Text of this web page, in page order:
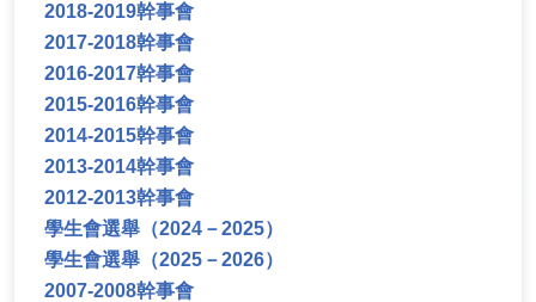
2018-2019幹事會
2017-2018幹事會
2016-2017幹事會
2015-2016幹事會
2014-2015幹事會
2013-2014幹事會
2012-2013幹事會
學生會選舉（2024－2025）
學生會選舉（2025－2026）
2007-2008幹事會